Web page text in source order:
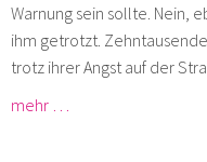
Warnung sein sollte. Nein,
ihm getrotzt.
trotz ihrer Angst auf der
mehr …